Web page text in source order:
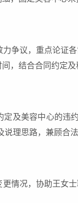
力争议，重点论证
，结合合同约定
定及美容中心的违
理思路，兼顾合法
情况，协助王女